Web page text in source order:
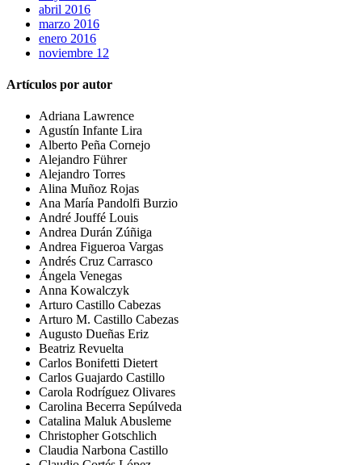
abril 2016
marzo 2016
enero 2016
noviembre 12
Artículos por autor
Adriana Lawrence
Agustín Infante Lira
Alberto Peña Cornejo
Alejandro Führer
Alejandro Torres
Alina Muñoz Rojas
Ana María Pandolfi Burzio
André Jouffé Louis
Andrea Durán Zúñiga
Andrea Figueroa Vargas
Andrés Cruz Carrasco
Ángela Venegas
Anna Kowalczyk
Arturo Castillo Cabezas
Arturo M. Castillo Cabezas
Augusto Dueñas Eriz
Beatriz Revuelta
Carlos Bonifetti Dietert
Carlos Guajardo Castillo
Carola Rodríguez Olivares
Carolina Becerra Sepúlveda
Catalina Maluk Abusleme
Christopher Gotschlich
Claudia Narbona Castillo